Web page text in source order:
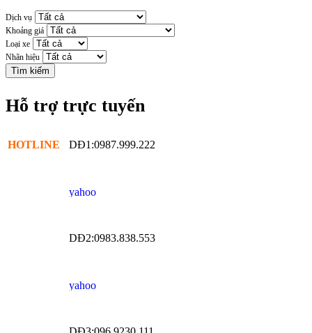
Dịch vụ
Khoảng giá
Loại xe
Nhãn hiệu
Hỗ trợ trực tuyến
HOTLINE DĐ1:0987.999.222
DĐ2:0983.838.553